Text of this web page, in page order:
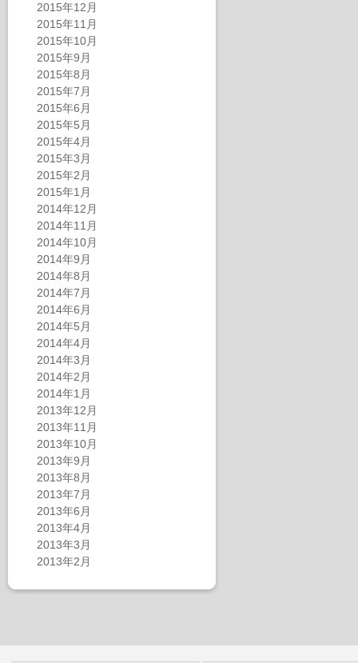
2015年12月
2015年11月
2015年10月
2015年9月
2015年8月
2015年7月
2015年6月
2015年5月
2015年4月
2015年3月
2015年2月
2015年1月
2014年12月
2014年11月
2014年10月
2014年9月
2014年8月
2014年7月
2014年6月
2014年5月
2014年4月
2014年3月
2014年2月
2014年1月
2013年12月
2013年11月
2013年10月
2013年9月
2013年8月
2013年7月
2013年6月
2013年4月
2013年3月
2013年2月